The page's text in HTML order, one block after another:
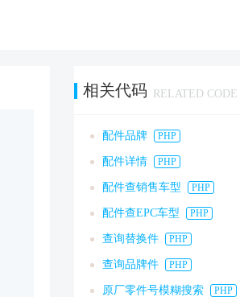
相关代码 RELATED CODE
配件品牌 PHP
配件详情 PHP
配件查销售车型 PHP
配件查EPC车型 PHP
查询替换件 PHP
查询品牌件 PHP
原厂零件号模糊搜索 PHP